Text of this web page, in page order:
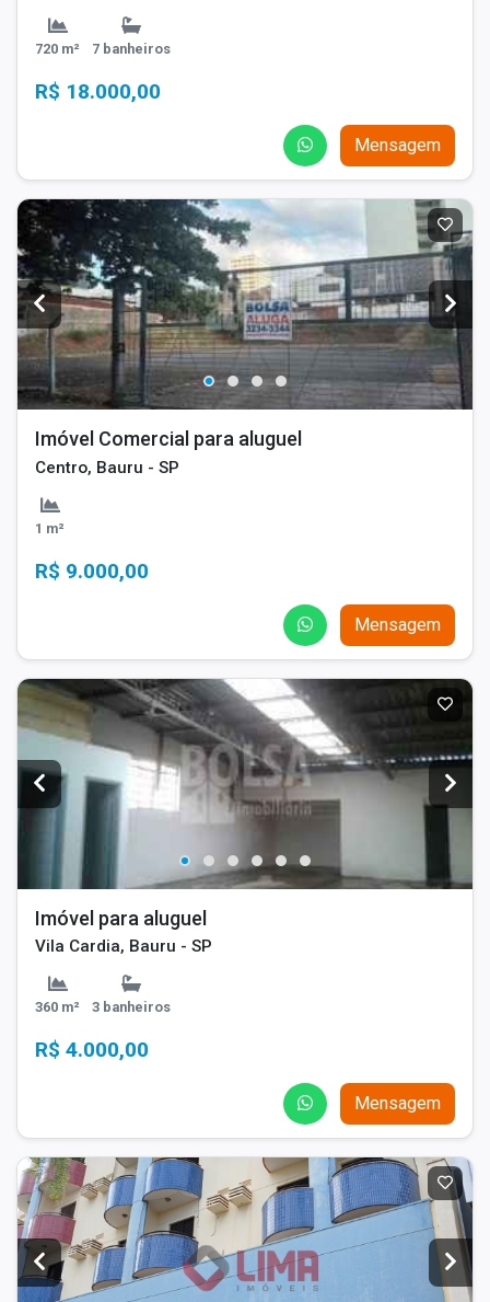
720 m² 7 banheiros
R$ 18.000,00
Mensagem
Imóvel Comercial para aluguel
Centro, Bauru - SP
1 m²
R$ 9.000,00
Mensagem
Imóvel para aluguel
Vila Cardia, Bauru - SP
360 m² 3 banheiros
R$ 4.000,00
Mensagem